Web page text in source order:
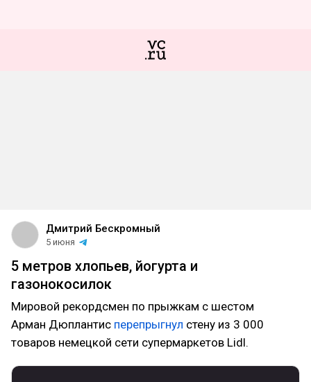
Дмитрий Бескромный
5 июня
5 метров хлопьев, йогурта и
газонокосилок
Мировой рекордсмен по прыжкам с шестом
Арман Дюплантис перепрыгнул стену из 3 000
товаров немецкой сети супермаркетов Lidl.